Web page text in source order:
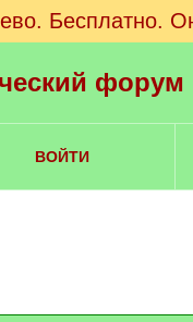
Бесплатно.
ВОЙТИ